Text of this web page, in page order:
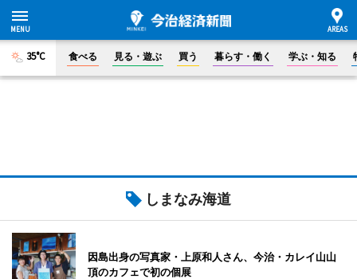
35°C 食べる 見る・遊ぶ 買う 暮らす・働く 学ぶ・知る
しまなみ海道
因島出身の写真家・上原和人さん、今治・カレイ山山
頂のカフェで初の個展